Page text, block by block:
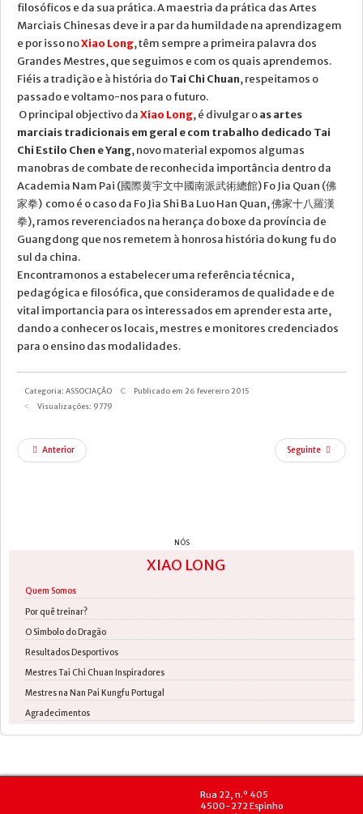
filosóficos e da sua prática. A maestria da prática das Artes
Marciais Chinesas deve ir a par da humildade na aprendizagem
e por isso noXiao Long, têm sempre a primeira palavra dos
Grandes Mestres, que seguimos e com os quais aprendemos.
Fiéis a tradição e à história doTai Chi Chuan, respeitamos o
passado e voltamo-nos para o futuro.
O principal objectivo daXiao Long, é divulgar oas artes
marciais tradicionais em geral e com trabalho dedicado Tai
Chi Estilo Chen e Yang, novo material expomos algumas
manobras de combate de reconhecida importância dentro da
Academia Nam Pai (國際黄宇文中國南派武術總館) Fo Jia Quan (佛
家拳) como é o caso da Fo Jia Shi Ba Luo Han Quan, 佛家十八羅漢
拳), ramos reverenciados na herança do boxe da província de
Guangdong que nos remetem à honrosa história do kung fu do
sul da china.
Encontramonos a estabelecer uma referência técnica,
pedagógica e filosófica, que consideramos de qualidade e de
vital importancia para os interessados em aprender esta arte,
dando a conhecer os locais, mestres e monitores credenciados
para o ensino das modalidades.
Categoria: ASSOCIAÇÃO
Publicado em 26 fevereiro 2015
Visualizações: 9779
Anterior Seguinte
NÓS
XIAO LONG
Quem Somos
Por quê treinar?
O Simbolo do Dragão
Resultados Desportivos
Mestres Tai Chi Chuan Inspiradores
Mestres na Nan Pai Kungfu Portugal
Agradecimentos
Rua 22, n.º 405
4500-272 Espinho